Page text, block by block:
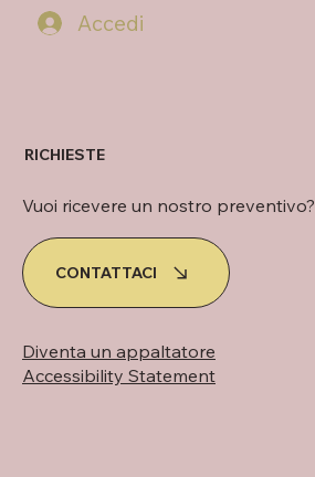
Accedi
RICHIESTE
Vuoi ricevere un nostro preventivo?
CONTATTACI
Diventa un appaltatore
Accessibility Statement